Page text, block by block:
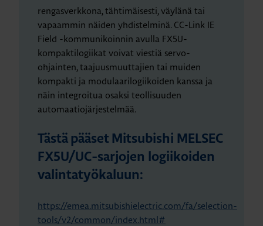
rengasverkkona, tähtimäisesti, väylänä tai
vapaammin näiden yhdistelminä. CC-Link IE
Field -kommunikoinnin avulla FX5U-
kompaktilogiikat voivat viestiä servo-
ohjainten, taajuusmuuttajien tai muiden
kompakti ja modulaarilogiikoiden kanssa ja
näin integroitua osaksi teollisuuden
automaatiojärjestelmää.
Tästä pääset Mitsubishi MELSEC
FX5U/UC-sarjojen logiikoiden
valintatyökaluun:
https://emea.mitsubishielectric.com/fa/selection-
tools/v2/common/index.html#